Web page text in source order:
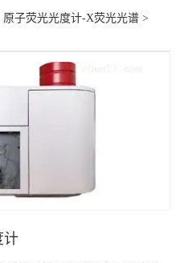
原子荧光光度计-X荧光光谱 >
计